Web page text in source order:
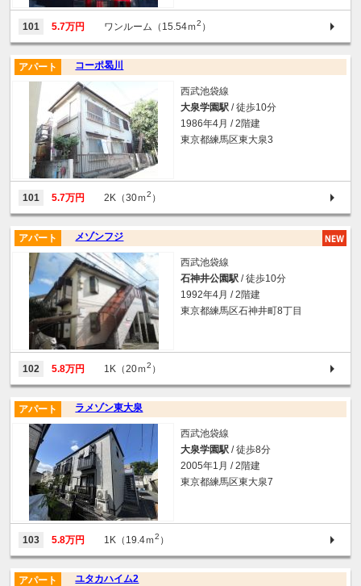
101 5.7万円 ワンルーム（15.54ｍ2 ）
コーポ曷川
アパート
西武池袋線
大泉学園駅 / 徒歩10分
1986年4月 / 2階建
東京都練馬区東大泉3
101 5.7万円 2K（30ｍ2 ）
メゾンフジ
アパート
西武池袋線
石神井公園駅 / 徒歩10分
1992年4月 / 2階建
東京都練馬区石神井町8丁目
102 5.8万円 1K（20ｍ2 ）
ラメゾン東大泉
アパート
西武池袋線
大泉学園駅 / 徒歩8分
2005年1月 / 2階建
東京都練馬区東大泉7
103 5.8万円 1K（19.4ｍ2 ）
ユタカハイム2
アパート